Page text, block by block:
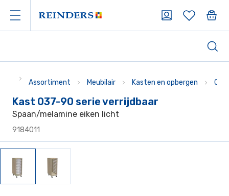
Assortiment Meubilair Kasten en opbergen
Kast 037-90 serie verrijdbaar
Spaan/melamine eiken licht
9184011